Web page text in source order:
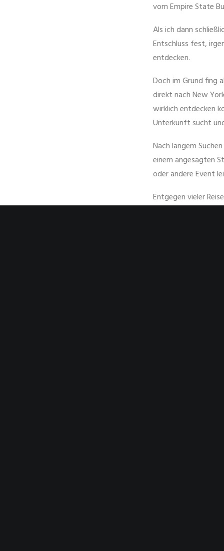
vom Empire State
Als ich dann
Entschluss fest,
entdecken.
Doch im Grund fing
direkt nach New
wirklich entdecken
Unterkunft sucht
Nach langem
einem angesagten
oder andere Event
Entgegen vieler